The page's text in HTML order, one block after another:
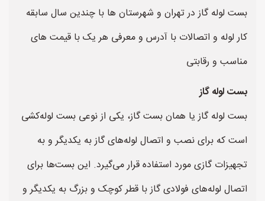
بست لوله گاز در تهران و شهرستان ها با چندین سال سابقه
کار لوله و اتصالات با آدرس و معرفی هر یک با قیمت های
مناسب و رقابتی
بست لوله گاز
بست لوله گاز یا همان بست گاز، یکی از نوعی بست لوله‌کشی
است که برای نصب و اتصال لوله‌های گاز به یکدیگر و به
تجهیزات گازی مورد استفاده قرار می‌گیرد. این بست‌ها برای
اتصال لوله‌های فولادی گاز با قطر کوچک و بزرگ به یکدیگر و